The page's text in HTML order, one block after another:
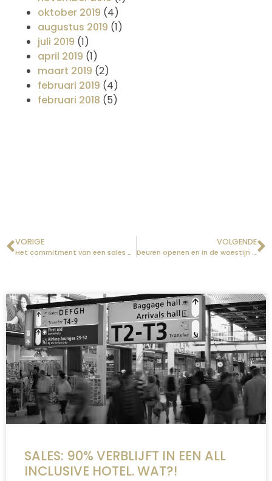
oktober 2019 (4)
augustus 2019 (1)
juli 2019 (1)
april 2019 (1)
maart 2019 (2)
februari 2019 (4)
februari 2018 (5)
VORIGE
Het commitment van een sales professional
VOLGENDE
Deuren openen en in de woestijn terechtkomen?
SALES: 90% VERBLIJFT IN EEN ALL
INCLUSIVE HOTEL. WAT?!